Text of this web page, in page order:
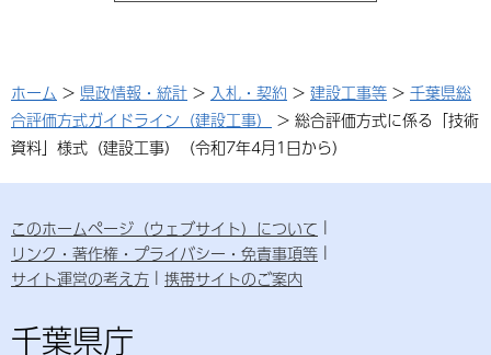
ホーム > 県政情報・統計 > 入札・契約 > 建設工事等 > 千葉県総
合評価方式ガイドライン（建設工事）
> 総合評価方式に係る「技術
資料」様式（建設工事）（令和7年4月1日から）
このホームページ（ウェブサイト）について
リンク・著作権・プライバシー・免責事項等
サイト運営の考え方
携帯サイトのご案内
千葉県庁